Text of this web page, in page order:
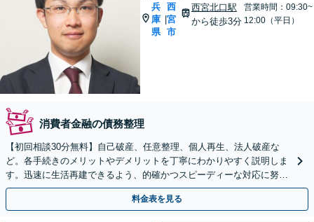
兵
庫
県
|
西
宮
市
西宮北口駅
から徒歩3分
営業時間：09:30~
12:00（平日）
消費者金融の債務整理
【初回相談30分無料】自己破産、任意整理、個人再生、法人破産な
ど。各手続きのメリットやデメリットを丁寧にわかりやすく説明しま
す。迅速に生活再建できるよう、的確かつスピーディーな対応に努め
ます【西宮北口駅3分】
料金表を見る